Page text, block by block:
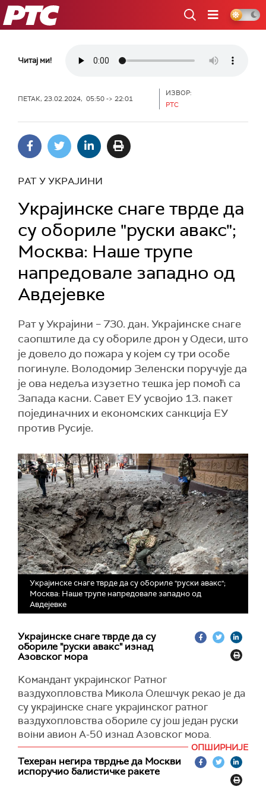
РТС
Читај ми!
ПЕТАК, 23.02.2024, 05:50 -> 22:01
ИЗВОР:
РТС
РАТ У УКРАЈИНИ
Украјинске снаге тврде да
су обориле "руски авакс";
Москва: Наше трупе
напредовале западно од
Авдејевке
Рат у Украјини – 730. дан. Украјинске снаге
саопштиле да су обориле дрон у Одеси, што
је довело до пожара у којем су три особе
погинуле. Володомир Зеленски поручује да
је ова недеља изузетно тешка јер помоћ са
Запада касни. Савет ЕУ усвојио 13. пакет
појединачних и економских санкција ЕУ
против Русије.
Украјинске снаге тврде да су обориле "руски авакс";
Москва: Наше трупе напредовале западно од
Авдејевке
Украјинске снаге тврде да су
обориле "руски авакс" изнад
Азовског мора
Kомандант украјинског Ратног
ваздухопловства Микола Олешчук рекао је да
су украјинске снаге украјинског ратног
ваздухопловства обориле су још један руски
војни авион А-50 изнад Азовског мора.
Украјинска војна обавештајна агенција
потврдила је да је летелица оборена као
резултат заједничке операције са ратним
ОПШИРНИЈЕ
Техеран негира тврдње да Москви
испоручио балистичке ракете